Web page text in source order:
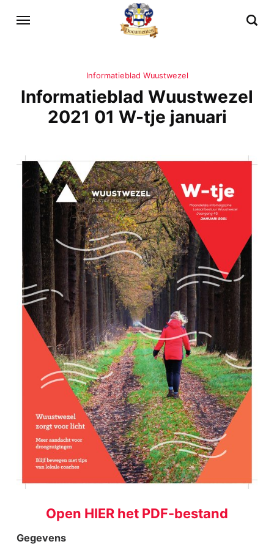
Informatieblad Wuustwezel
Informatieblad Wuustwezel
2021 01 W-tje januari
Open HIER het PDF-bestand
Gegevens